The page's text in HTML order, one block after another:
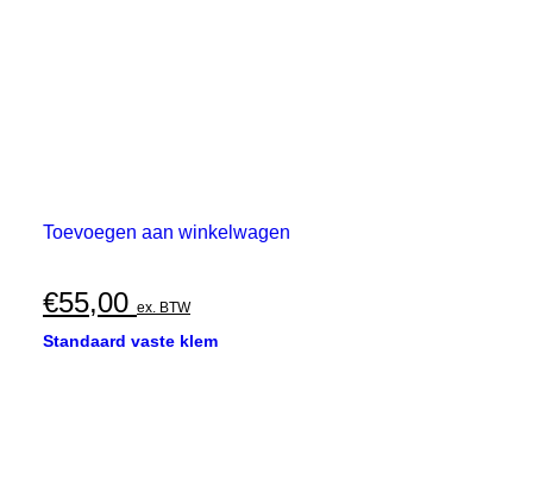
Toevoegen aan winkelwagen
€55,00 ex. BTW
Standaard vaste klem